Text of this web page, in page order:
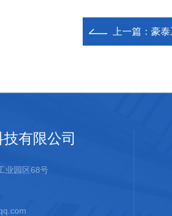
上一篇： 豪
有限公司
业园区68号